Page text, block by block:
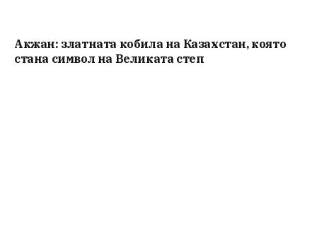
Акжан: златната кобила на Казахстан, която
стана символ на Великата степ